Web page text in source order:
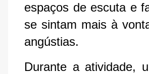
espaços de escuta e
se sintam mais à
angústias.
Durante a atividade,